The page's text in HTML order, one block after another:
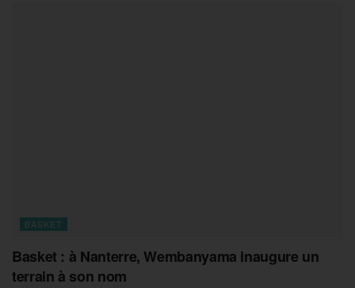
BASKET
Basket : à Nanterre, Wembanyama inaugure un
terrain à son nom